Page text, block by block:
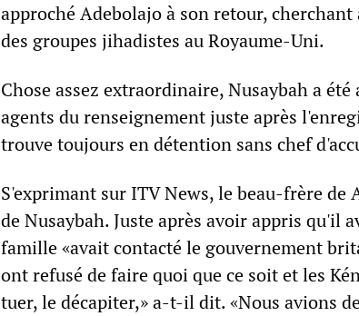
approché Adebolajo à son retour,
des groupes jihadistes au Royaume-Uni.
Chose assez extraordinaire, Nusaybah a
agents du renseignement juste après
trouve toujours en détention sans chef
S'exprimant sur ITV News, le beau-frère de
de Nusaybah. Juste après avoir appris qu'il
famille «avait contacté le gouvernement
ont refusé de faire quoi que ce soit et les
tuer, le décapiter,» a-t-il dit. «Nous avions